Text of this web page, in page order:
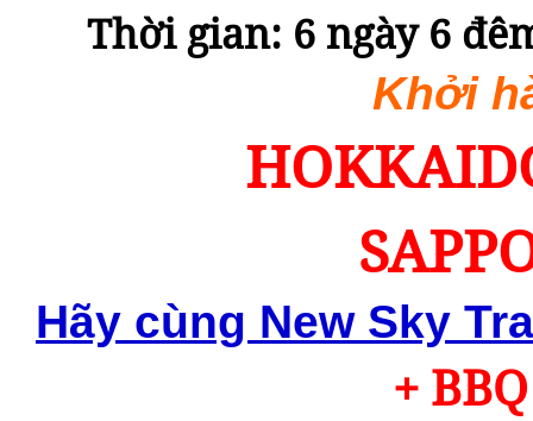
Thời gian: 6 ngày 6
Khởi
Hãy cùng New Sky
+